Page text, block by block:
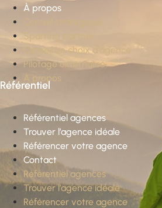
À propos
Conseil stratégique
Sparring partner
Conseil en choix d’agence
Pilotage externalisé
À propos
Référentiel
Référentiel agences
Trouver l’agence idéale
Référencer votre agence
Contact
Référentiel agences
Trouver l’agence idéale
Référencer votre agence